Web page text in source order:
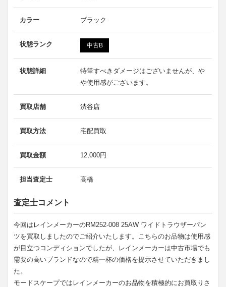
カラー ブラック
状態ランク 中古B
状態詳細
特筆すべきダメージはございませんが、や
や使用感がございます。
買取店舗 渋谷店
買取方法 宅配買取
買取金額 12,000円
担当査定士 高橋
査定士コメント
今回はレインメーカーのRM252-008 25AW ワイドトラウザーパン
ツを買取しましたのでご紹介いたします。こちらのお品物は使用感
が目立つコンディションでしたが、レインメーカーは中古市場でも
需要の高いブランドなので精一杯の価格を提示させていただきまし
た。
モードスケープではレインメーカーのお品物を積極的にお買取りさ